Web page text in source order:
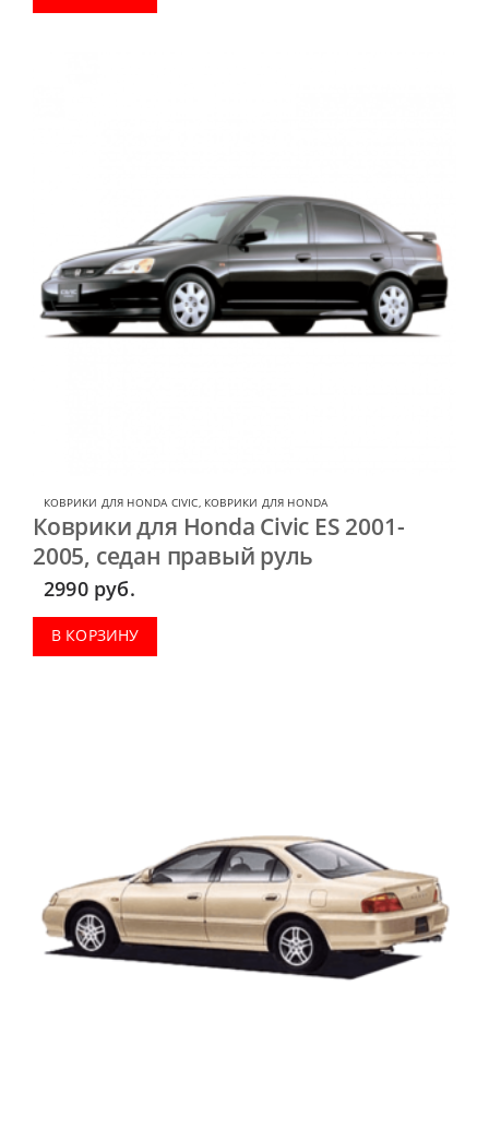
КОВРИКИ ДЛЯ HONDA CIVIC, КОВРИКИ ДЛЯ HONDA
Коврики для Honda Civic ES 2001-
2005, седан правый руль
2990 руб.
В КОРЗИНУ